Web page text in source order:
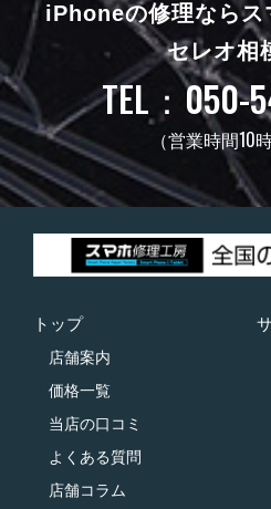
iPhoneの修理ならス
セレオ相
TEL：050-
（営業時間10
トップ
店舗案内
価格一覧
当店の口コミ
よくある質問
店舗コラム